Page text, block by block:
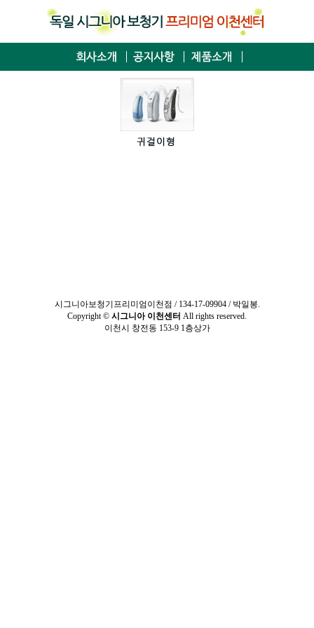
시그니아보청기프리미엄이천점 / 134-17-09904 / 박일봉.
Copyright © 시그니아 이천센터 All rights reserved.
이천시 창전동 153-9 1층상가